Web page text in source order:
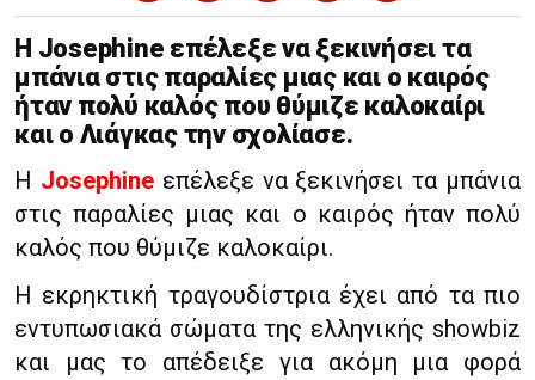
H Josephine επέλεξε να ξεκινήσει τα
μπάνια στις παραλίες μιας και ο καιρός
ήταν πολύ καλός που θύμιζε καλοκαίρι
και ο Λιάγκας την σχολίασε.
H Josephineεπέλεξε να ξεκινήσει τα μπάνια
στις παραλίες μιας και ο καιρός ήταν πολύ
καλός που θύμιζε καλοκαίρι.
Η εκρηκτική τραγουδίστρια έχει από τα πιο
εντυπωσιακά σώματα της ελληνικής showbiz
και μας το απέδειξε για ακόμη μια φορά